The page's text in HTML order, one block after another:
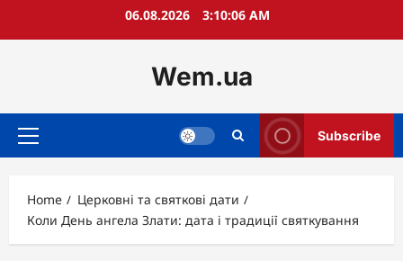
06.08.2026 3:10:07 AM
Wem.ua
Primary
Subscribe
Home
Церковні та святкові дати
Коли День ангела Злати: дата і традиції святкування